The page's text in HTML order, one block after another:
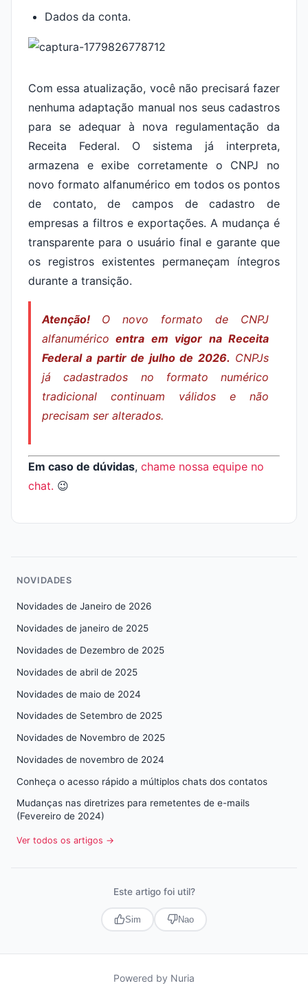
Dados da conta.
Com essa atualização, você não precisará fazer
nenhuma adaptação manual nos seus cadastros
para se adequar à nova regulamentação da
Receita Federal. O sistema já interpreta,
armazena e exibe corretamente o CNPJ no
novo formato alfanumérico em todos os pontos
de contato, de campos de cadastro de
empresas a filtros e exportações. A mudança é
transparente para o usuário final e garante que
os registros existentes permaneçam íntegros
durante a transição.
Atenção! O novo formato de CNPJ
alfanumérico entra em vigor na Receita
Federal a partir de julho de 2026. CNPJs
já cadastrados no formato numérico
tradicional continuam válidos e não
precisam ser alterados.
Em caso de dúvidas, chame nossa equipe no
chat. 😉
NOVIDADES
Novidades de Janeiro de 2026
Novidades de janeiro de 2025
Novidades de Dezembro de 2025
Novidades de abril de 2025
Novidades de maio de 2024
Novidades de Setembro de 2025
Novidades de Novembro de 2025
Novidades de novembro de 2024
Conheça o acesso rápido a múltiplos chats dos contatos
Mudanças nas diretrizes para remetentes de e-mails
(Fevereiro de 2024)
Ver todos os artigos →
Este artigo foi util?
Sim Nao
Powered by Nuria